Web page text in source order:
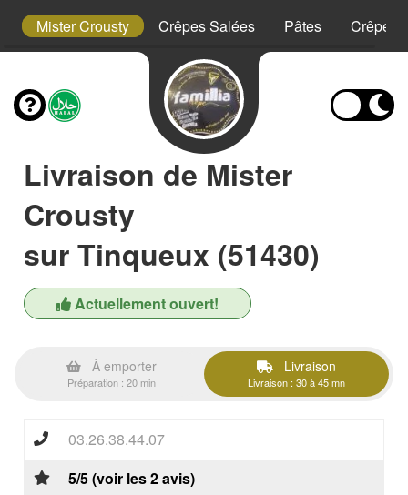
Mister Crousty Crêpes Salées Pâtes Crêpes
Livraison de Mister
Crousty
sur Tinqueux (51430)
Actuellement ouvert!
À emporter
Préparation : 20 min
Livraison
Livraison : 30 à 45 mn
03.26.38.44.07
5/5 (voir les 2 avis)